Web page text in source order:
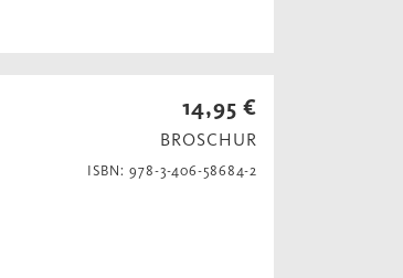
14,95 €
BROSCHUR
ISBN: 978-3-406-58684-2